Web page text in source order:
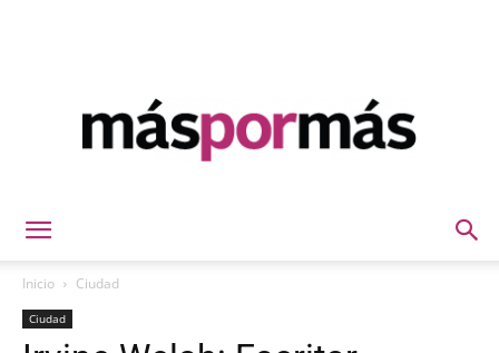
Inicio Ciudad
Ciudad